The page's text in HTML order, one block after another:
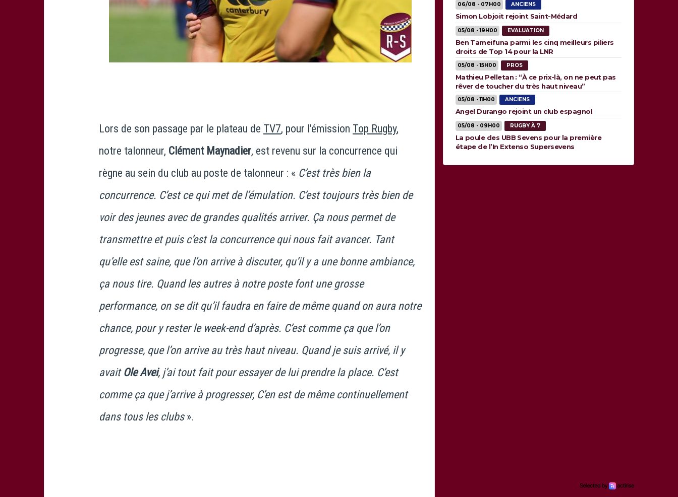
Lors de son passage par le plateau de TV7, pour l’émission Top Rugby,
notre talonneur, Clément Maynadier, est revenu sur la concurrence qui
règne au sein du club au poste de talonneur : « C’est très bien la
concurrence. C’est ce qui met de l’émulation. C’est toujours très bien de
voir des jeunes avec de grandes qualités arriver. Ça nous permet de
transmettre et puis c’est la concurrence qui nous fait avancer. Tant
qu’elle est saine, que l’on arrive à discuter, qu’il y a une bonne ambiance,
ça nous tire. Quand les autres à notre poste font une grosse
performance, on se dit qu’il faudra en faire de même quand on aura notre
chance, pour y rester le week-end d’après. C’est comme ça que l’on
progresse, que l’on arrive au très haut niveau. Quand je suis arrivé, il y
avait Ole Avei, j’ai tout fait pour essayer de lui prendre la place. C’est
comme ça que j’arrive à progresser, C’en est de même continuellement
dans tous les clubs ».
06/08 - 07H00 ANCIENS
Simon Lobjoit rejoint Saint-Médard
05/08 - 19H00 EVALUATION
Ben Tameifuna parmi les cinq meilleurs piliers
droits de Top 14 pour la LNR
05/08 - 15H00 PROS
Mathieu Pelletan : “À ce prix-là, on ne peut pas
rêver de toucher du très haut niveau”
05/08 - 11H00 ANCIENS
Angel Durango rejoint un club espagnol
05/08 - 09H00 RUGBY À 7
La poule des UBB Sevens pour la première
étape de l’In Extenso Supersevens